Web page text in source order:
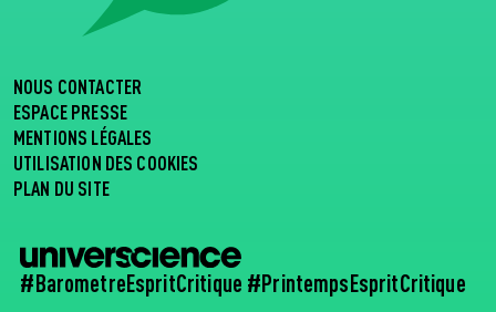
NOUS CONTACTER
ESPACE PRESSE
MENTIONS LÉGALES
UTILISATION DES COOKIES
PLAN DU SITE
#BarometreEspritCritique #PrintempsEspritCritique